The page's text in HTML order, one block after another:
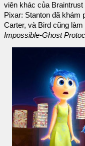
viên khác của
Pixar: Stanton đã khám
Carter, và Bird cũng
Impossible-Ghost